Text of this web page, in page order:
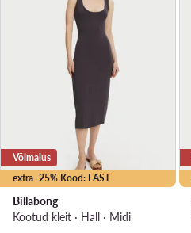
extra -25% Kood: LAST
Võimalus
Billabong
Kootud kleit · Hall · Midi